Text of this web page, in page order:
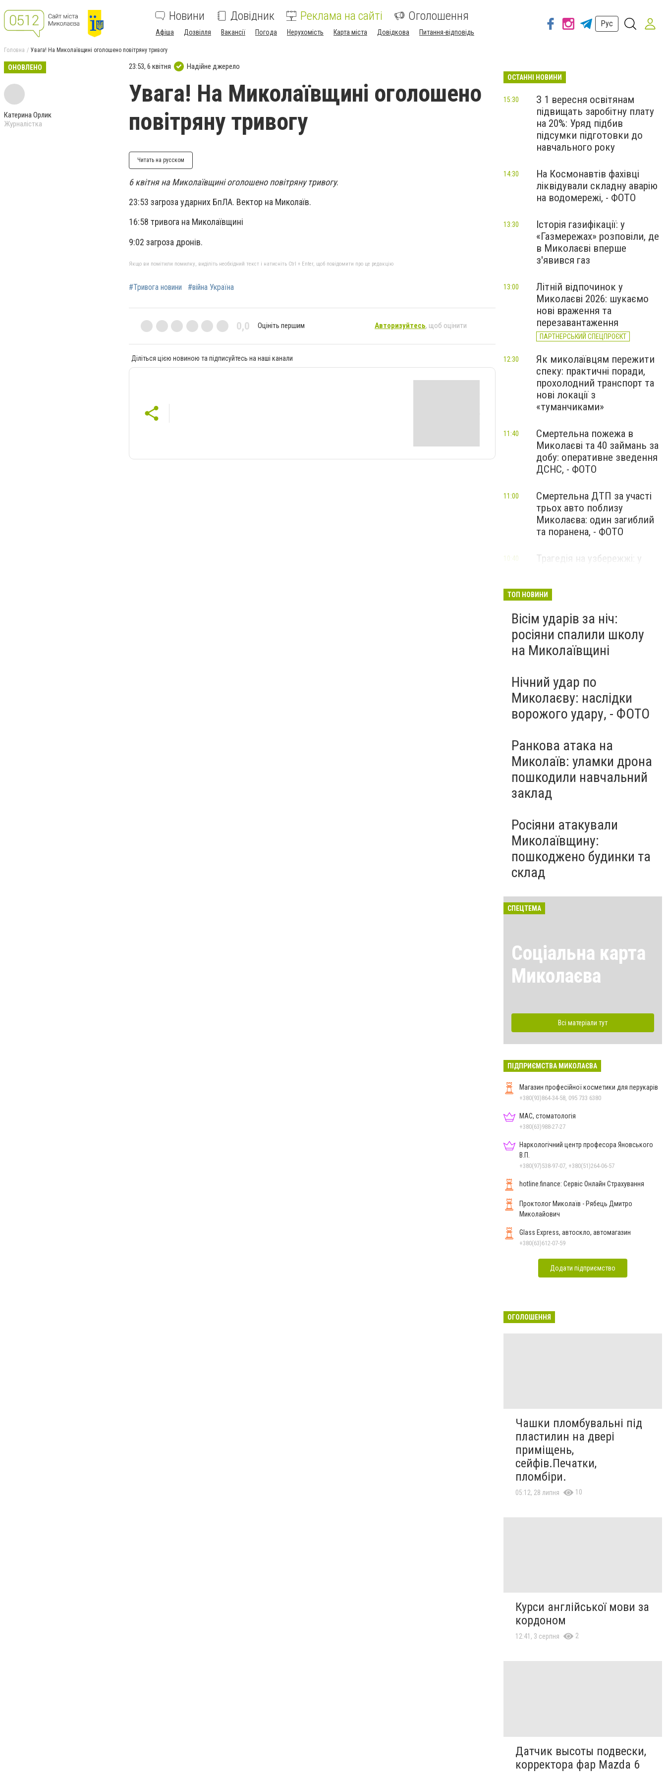
Новини Довідник Реклама на сайті Оголошення
Афіша Дозвілля Вакансії Погода Нерухомість Карта міста Довідкова Питання-відповідь
Рус
Головна Увага! На Миколаївщині оголошено повітряну тривогу
ОНОВЛЕНО
Катерина Орлик
Журналістка
23:53, 6 квітня Надійне джерело
Увага! На Миколаївщині оголошено
повітряну тривогу
Читать на русском
6 квітня на Миколаївщині оголошено повітряну тривогу.
23:53 загроза ударних БпЛА. Вектор на Миколаїв.
16:58 тривога на Миколаївщині
9:02 загроза дронів.
Якщо ви помітили помилку, виділіть необхідний текст і натисніть Ctrl + Enter, щоб повідомити про це редакцію
#Тривога новини #війна Україна
0,0 Оцініть першим Авторизуйтесь, щоб оцінити
Діліться цією новиною та підписуйтесь на наші канали
ОСТАННІ НОВИНИ
З 1 вересня освітянам
підвищать заробітну плату
на 20%: Уряд підбив
підсумки підготовки до
навчального року
15:30
На Космонавтів фахівці
ліквідували складну аварію
на водомережі, - ФОТО
14:30
Історія газифікації: у
«Газмережах» розповіли, де
в Миколаєві вперше
з'явився газ
13:30
Літній відпочинок у
Миколаєві 2026: шукаємо
нові враження та
перезавантаження
ПАРТНЕРСЬКИЙ СПЕЦПРОЄКТ
13:00
Як миколаївцям пережити
спеку: практичні поради,
прохолодний транспорт та
нові локації з
«туманчиками»
12:30
Смертельна пожежа в
Миколаєві та 40 займань за
добу: оперативне зведення
ДСНС, - ФОТО
11:40
Смертельна ДТП за участі
трьох авто поблизу
Миколаєва: один загиблий
та поранена, - ФОТО
11:00
Трагедія на узбережжі: у
дві жінки поранені
10:40
ТОП НОВИНИ
Вісім ударів за ніч:
росіяни спалили школу
на Миколаївщині
Нічний удар по
Миколаєву: наслідки
ворожого удару, - ФОТО
Ранкова атака на
Миколаїв: уламки дрона
пошкодили навчальний
заклад
Росіяни атакували
Миколаївщину:
пошкоджено будинки та
склад
СПЕЦТЕМА
Соціальна карта
Миколаєва
Всі матеріали тут
ПІДПРИЄМСТВА МИКОЛАЄВА
Магазин професійної косметики для перукарів
+380(93)864-34-58, 095 733 6380
МАС, стоматологія
+380(63)988-27-27
Наркологічний центр професора Яновського
В.П.
+380(97)538-97-07, +380(51)264-06-57
hotline.finance: Сервіс Онлайн Страхування
Проктолог Миколаїв - Рябець Дмитро
Миколайович
Glass Express, автоскло, автомагазин
+380(63)612-07-59
Додати підприємство
ОГОЛОШЕННЯ
Чашки пломбувальні під
пластилин на двері
приміщень,
сейфів.Печатки,
пломбіри.
05:12, 28 липня 10
Курси англійської мови за
кордоном
12:41, 3 серпня 2
Датчик высоты подвески,
корректора фар Mazda 6